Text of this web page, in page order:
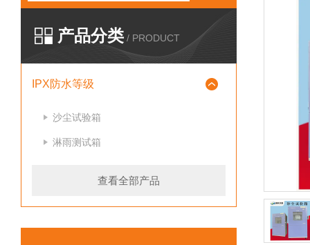
产品分类 / PRODUCT
IPX防水等级
沙尘试验箱
淋雨测试箱
查看全部产品